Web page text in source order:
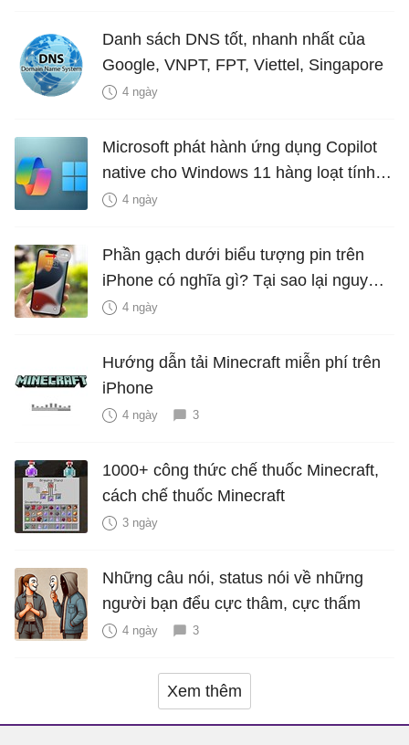
Danh sách DNS tốt, nhanh nhất của
Google, VNPT, FPT, Viettel, Singapore
4 ngày
Microsoft phát hành ứng dụng Copilot
native cho Windows 11 hàng loạt tính
năng mới Hữu Ích
4 ngày
Phần gạch dưới biểu tượng pin trên
iPhone có nghĩa gì? Tại sao lại nguy
hiểm?
4 ngày
Hướng dẫn tải Minecraft miễn phí trên
iPhone
4 ngày 3
1000+ công thức chế thuốc Minecraft,
cách chế thuốc Minecraft
3 ngày
Những câu nói, status nói về những
người bạn đểu cực thâm, cực thấm
4 ngày 3
Xem thêm